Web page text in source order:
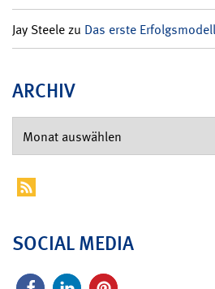
Jay Steelezu Das erste
ARCHIV
SOCIAL MEDIA